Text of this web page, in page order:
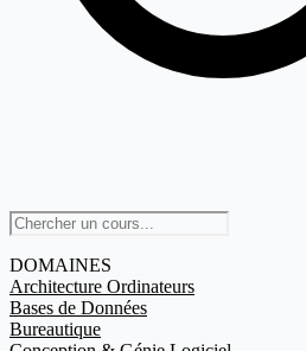
DOMAINES
Architecture Ordinateurs
Bases de Données
Bureautique